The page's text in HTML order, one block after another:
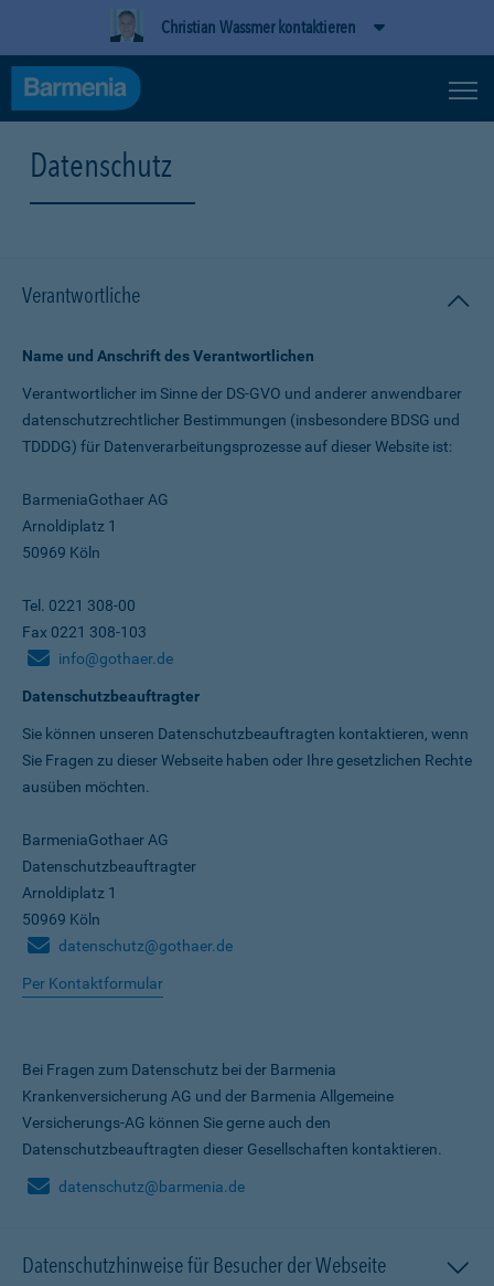
Christian Wassmer kontaktieren
Datenschutz
Verantwortliche
Name und Anschrift des Verantwortlichen
Verantwortlicher im Sinne der DS-GVO und anderer anwendbarer
datenschutz­rechtlicher Bestimmungen (insbesondere BDSG und
TDDDG) für Daten­verarbeitungs­prozesse auf dieser Website ist:
BarmeniaGothaer AG
Arnoldiplatz 1
50969 Köln
Tel. 0221 308-00
Fax 0221 308-103
info@gothaer.de
Datenschutzbeauftragter
Sie können unseren Datenschutz­beauftragten kontaktieren, wenn
Sie Fragen zu dieser Webseite haben oder Ihre gesetzlichen Rechte
ausüben möchten.
BarmeniaGothaer AG
Datenschutzbeauftragter
Arnoldiplatz 1
50969 Köln
datenschutz@gothaer.de
Per Kontaktformular
Bei Fragen zum Datenschutz bei der Barmenia
Krankenversicherung AG und der Barmenia Allgemeine
Versicherungs-AG können Sie gerne auch den
Datenschutzbeauftragten dieser Gesellschaften kontaktieren.
datenschutz@barmenia.de
Datenschutzhinweise für Besucher der Webseite